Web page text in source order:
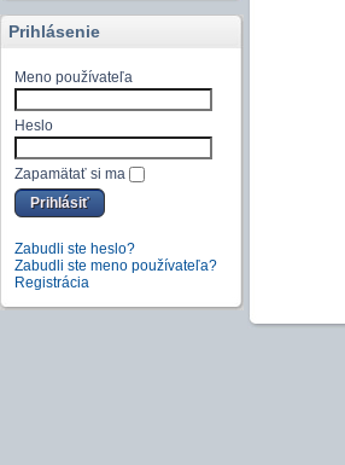
Prihlásenie
Meno používateľa
Heslo
Zapamätať si ma
Zabudli ste heslo?
Zabudli ste meno používateľa?
Registrácia